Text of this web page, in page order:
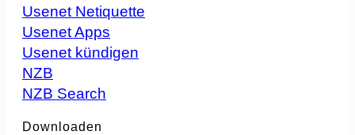
Usenet Netiquette
Usenet Apps
Usenet kündigen
NZB
NZB Search
Downloaden